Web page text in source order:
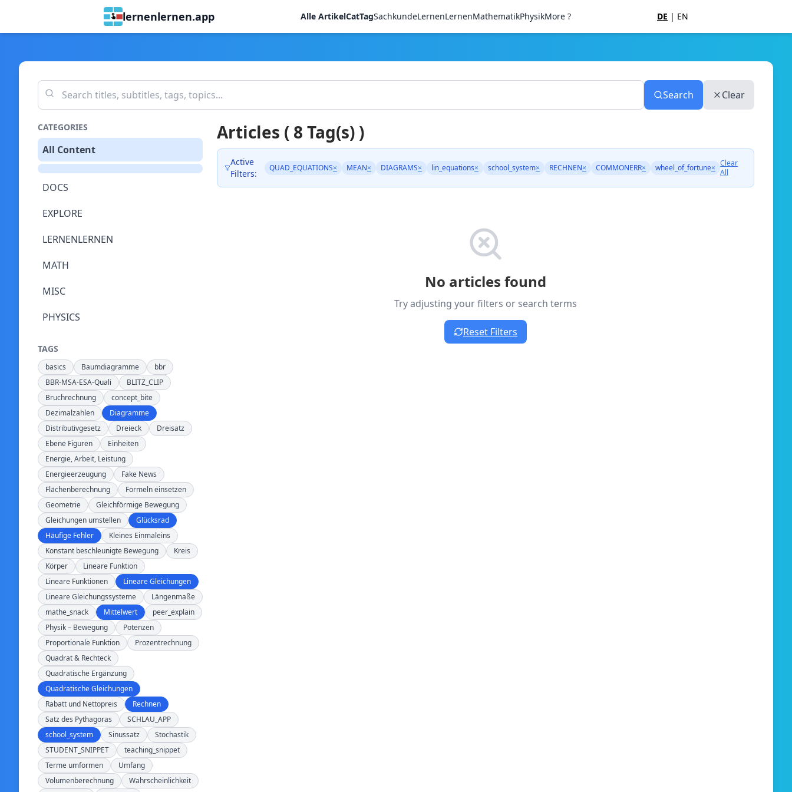
lernenlernen.app Alle ArtikelCatTagSachkundeLernenLernenMathematikPhysikMore ? DE | EN
Search Clear
CATEGORIES
All Content
DOCS
EXPLORE
LERNENLERNEN
MATH
MISC
PHYSICS
TAGS
basics Baumdiagramme
bbr
BBR-MSA-ESA-Quali
BLITZ_CLIP
Bruchrechnung
concept_bite
Dezimalzahlen
Diagramme
Distributivgesetz
Dreieck
Dreisatz
Ebene Figuren
Einheiten
Energie, Arbeit, Leistung
Energieerzeugung
Fake News
Flächenberechnung
Formeln einsetzen
Geometrie
Gleichförmige Bewegung
Gleichungen umstellen
Glücksrad
Häufige Fehler
Kleines Einmaleins
Konstant beschleunigte Bewegung
Kreis
Körper
Lineare Funktion
Lineare Funktionen
Lineare Gleichungen
Lineare Gleichungssysteme
Längenmaße
mathe_snack
Mittelwert
peer_explain
Physik – Bewegung
Potenzen
Proportionale Funktion
Prozentrechnung
Quadrat & Rechteck
Quadratische Ergänzung
Quadratische Gleichungen
Rabatt und Nettopreis
Rechnen
Satz des Pythagoras
SCHLAU_APP
school_system
Sinussatz
Stochastik
STUDENT_SNIPPET
teaching_snippet
Terme umformen
Umfang
Volumenberechnung
Wahrscheinlichkeit
Articles ( 8 Tag(s) )
Active
Filters:
QUAD_EQUATIONS× MEAN× DIAGRAMS× lin_equations× school_system× RECHNEN× COMMONERR× wheel_of_fortune× Clear
All
No articles found
Try adjusting your filters or search terms
Reset Filters